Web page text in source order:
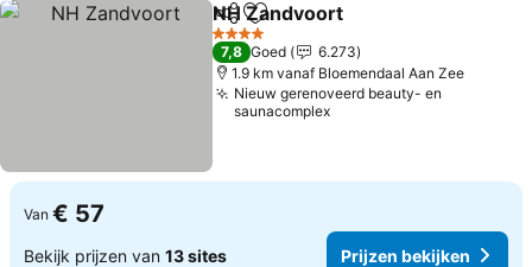
DelenToevoegen aan favorieten
NH Zandvoort
4 Sterren
7,8 Goed
6.273
1.9 km vanaf Bloemendaal Aan Zee
Nieuw gerenoveerd beauty- en
saunacomplex
Van € 57
Bekijk prijzen van 13 sites Prijzen bekijken